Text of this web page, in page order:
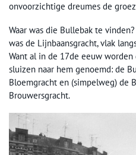
onvoorzichtige dreumes de
Waar was die Bullebak te
was de Lijnbaansgracht, vlak
Want al in de 17de eeuw
sluizen naar hem genoemd: de
Bloemgracht en (simpelweg) de
Brouwersgracht.